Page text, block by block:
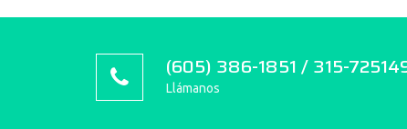
(605) 386-1851 / 315-
Llámanos